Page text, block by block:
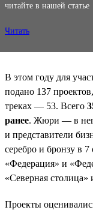
читайте в нашей статье
Читать
В этом году для
подано 137
треках — 53. Всего
ранее. Жюри — в
и представители
серебро и бронзу в
«Федерация» и
«Северная
Проекты